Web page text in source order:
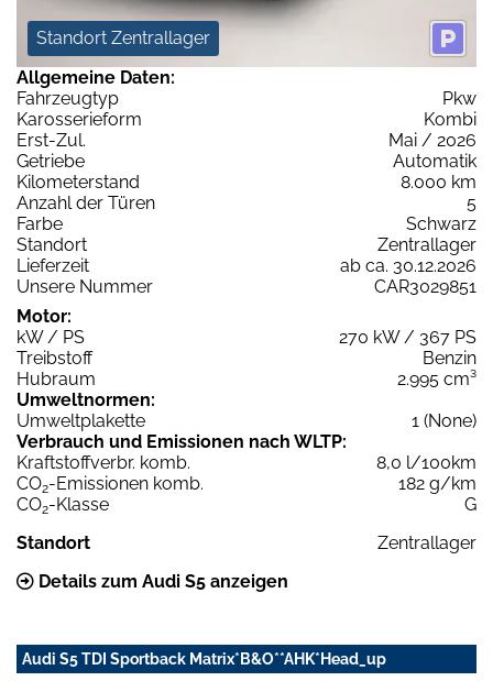
Standort Zentrallager
Allgemeine Daten:
Fahrzeugtyp
Pkw
Karosserieform
Kombi
Erst-Zul.
Mai / 2026
Getriebe
Automatik
Kilometerstand
8.000 km
Anzahl der Türen
5
Farbe
Schwarz
Standort
Zentrallager
Lieferzeit
ab ca. 30.12.2026
Unsere Nummer
CAR3029851
Motor:
kW / PS
270 kW / 367 PS
Treibstoff
Benzin
Hubraum
2.995 cm³
Umweltnormen:
Umweltplakette
1 (None)
Verbrauch und Emissionen nach WLTP:
Kraftstoffverbr. komb.
8,0 l/100km
CO2-Emissionen komb.
182 g/km
CO2-Klasse
G
Standort
Zentrallager
Details zum Audi S5 anzeigen
Audi S5 TDI Sportback Matrix*B&O**AHK*Head_up